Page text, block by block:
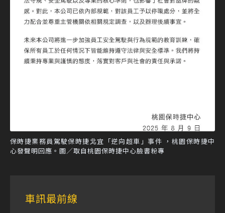
保時捷業務員駕駛保時捷北宜「逆向超車」事件 ，桃園保時捷中
心發聲明回應。圖／取自桃園保時捷中心臉書粉專
車訊最前線